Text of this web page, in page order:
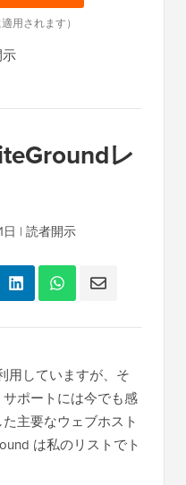
用されます）
レ
| 読者開示
用していますが、そ
ポートには今でも感
主要なウェブホスト
は私のリストでト